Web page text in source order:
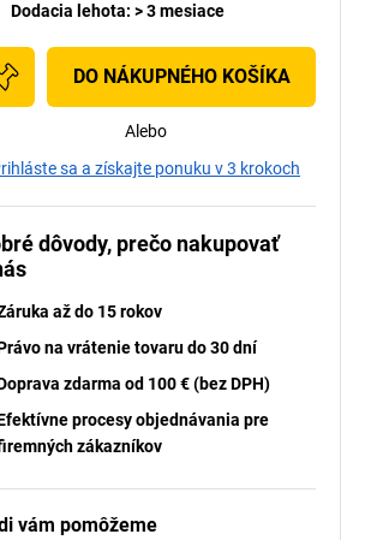
Dodacia lehota: > 3 mesiace
DO NÁKUPNÉHO KOŠÍKA
Alebo
sa a získajte ponuku v 3 krokoch
dôvody, prečo nakupovať
až do 15 rokov
na vrátenie tovaru do 30 dní
zdarma od 100 € (bez DPH)
procesy objednávania pre
zákazníkov
vám pomôžeme